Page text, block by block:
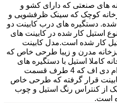
های صنعتی که دارای کشو و
کوچک که سینک ظرفشویی و
دستگیره های درب کابینت دو
استیل کار شده در کابینت های
کار شده است.مدل کابینت
مدرن و زیبا طرحی خاص که
کاملا استیل با دستگیره های
بزرگ و کابینت های سمت چپ ام دی اف که 4 طرف قسمت
قرار گرفته که طرحی خاص
از کنتراس رنگ استیل و چوب
است.